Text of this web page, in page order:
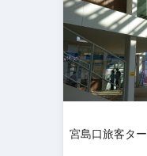
宮島口旅客タ